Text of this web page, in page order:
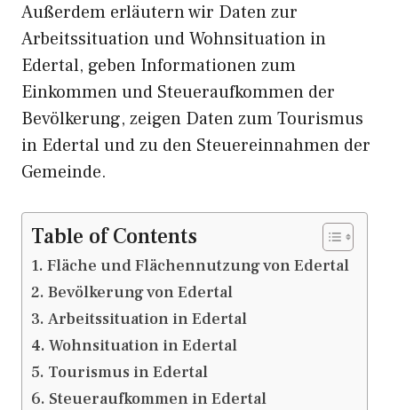
Außerdem erläutern wir Daten zur
Arbeitssituation und Wohnsituation in
Edertal, geben Informationen zum
Einkommen und Steueraufkommen der
Bevölkerung, zeigen Daten zum Tourismus
in Edertal und zu den Steuereinnahmen der
Gemeinde.
Table of Contents
Fläche und Flächennutzung von Edertal
Bevölkerung von Edertal
Arbeitssituation in Edertal
Wohnsituation in Edertal
Tourismus in Edertal
Steueraufkommen in Edertal